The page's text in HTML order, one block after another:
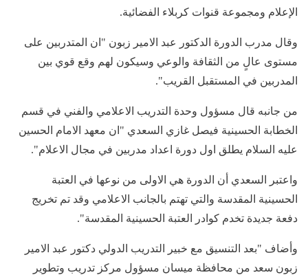
الإعلام ومجموعة قنوات كربلاء الفضائية.
وقال مدرب الدورة الدكتور عبد الامير زبون "ان المتدربين على
مستوى عالٍ من الثقافة والوعي وسيكون لهم وقع قوي بين
المدربين في المستقبل القريب".
من جانبه قال مسؤول وحدة التدريب الاعلامي والفني في قسم
الخطابة الحسينية فيصل غازي السعدي "ان معهد الامام الحسين
عليه السلام يطلق اول دورة اعداد مدربين في مجال الاعلام".
واعتبر السعدي أن الدورة هي الاولى من نوعها في العتبة
الحسينية المقدسة والتي تهتم بالجانب الاعلامي وقد تم تخريج
دفعة جديدة تخدم كوادر العتبة الحسينية المقدسة".
وأضاف "بعد التنسيق مع خبير التدريب الدولي دكتور عبد الامير
زبون سعد من محافظة ميسان مسؤول مركز تدريب وتطوير